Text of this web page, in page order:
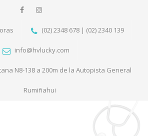
(02) 2348 678 | (02) 2340 139
info@hvlucky.com
N8-138 a 200m de la Autopista General
Rumiñahui